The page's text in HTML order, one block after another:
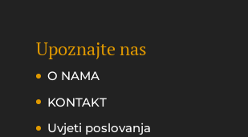
Upoznajte nas
O NAMA
KONTAKT
Uvjeti poslovanja